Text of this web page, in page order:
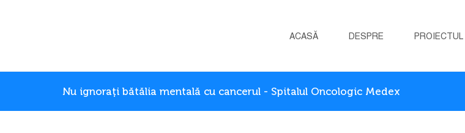
ACASĂ DESPRE PROIECTUL
Nu ignorați bătălia mentală cu cancerul - Spitalul Oncologic Medex